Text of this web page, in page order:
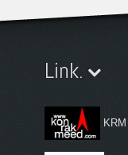
Link.
KRM